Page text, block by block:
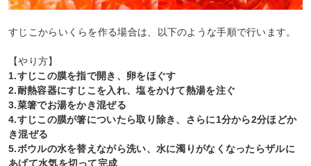
すじこからいくらを作る場合は、以下のような手順で行います。
【やり方】
1.すじこの膜を指で開き、卵をほぐす
2.耐熱容器にすじこを入れ、塩をかけて熱湯を注ぐ
3.菜箸でお湯をかき混ぜる
4.すじこの膜が箸についたら取り除き、さらに1分から2分ほどか
き混ぜる
5.ボウルの水を替えながら洗い、水に濁りがなくなったらザルに
あげて水気を切って完成